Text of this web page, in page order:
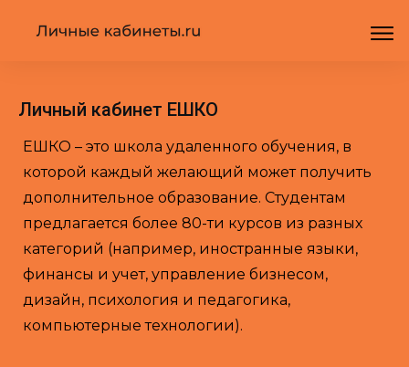
Личный кабинет ЕШКО
ЕШКО – это школа удаленного обучения, в
которой каждый желающий может получить
дополнительное образование. Студентам
предлагается более 80-ти курсов из разных
категорий (например, иностранные языки,
финансы и учет, управление бизнесом,
дизайн, психология и педагогика,
компьютерные технологии).